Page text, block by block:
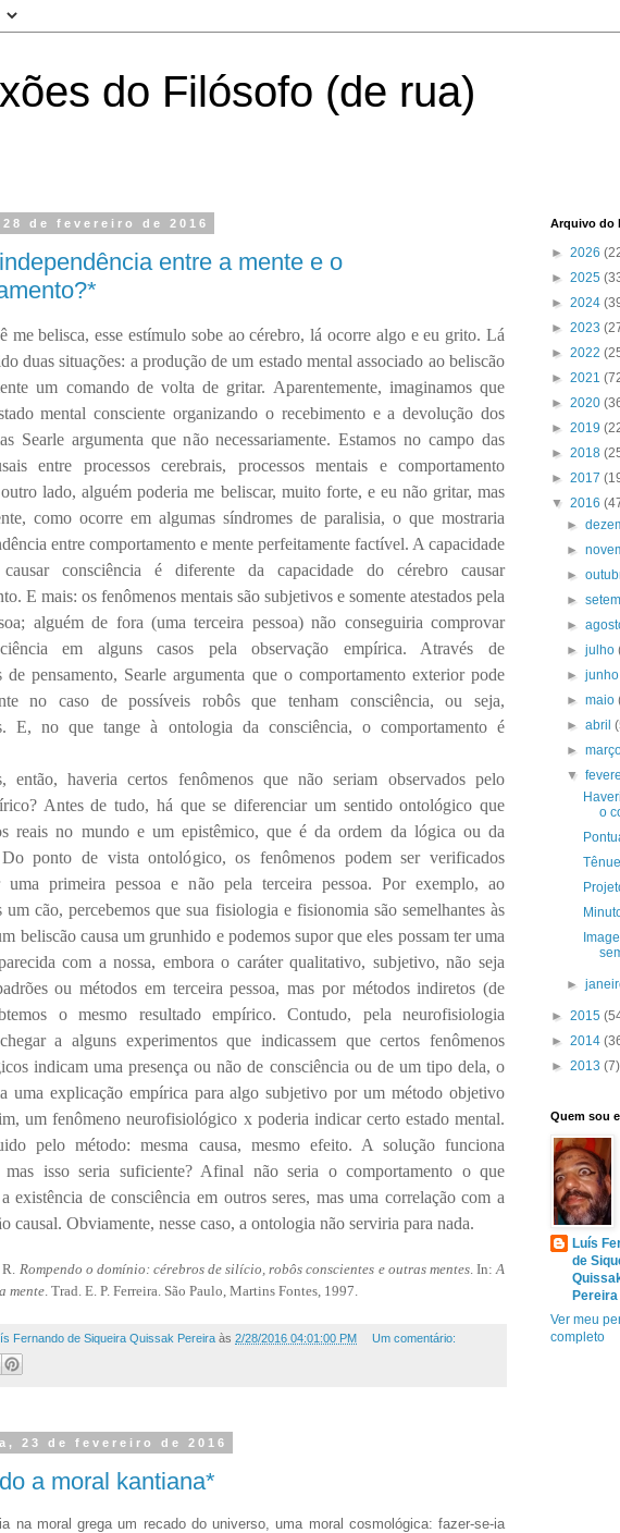
do Filósofo (de rua)
de fevereiro de 2016
entre a mente e o
me belisca, esse estímulo sobe ao cérebro, lá ocorre algo e eu grito. Lá
duas situações: a produção de um estado mental associado ao beliscão
um comando de volta de gritar. Aparentemente, imaginamos que
mental consciente organizando o recebimento e a devolução dos
Searle argumenta que não necessariamente. Estamos no campo das
entre processos cerebrais, processos mentais e comportamento
lado, alguém poderia me beliscar, muito forte, e eu não gritar, mas
como ocorre em algumas síndromes de paralisia, o que mostraria
entre comportamento e mente perfeitamente factível. A capacidade
consciência é diferente da capacidade do cérebro causar
E mais: os fenômenos mentais são subjetivos e somente atestados pela
alguém de fora (uma terceira pessoa) não conseguiria comprovar
em alguns casos pela observação empírica. Através de
de pensamento, Searle argumenta que o comportamento exterior pode
no caso de possíveis robôs que tenham consciência, ou seja,
E, no que tange à ontologia da consciência, o comportamento é
então, haveria certos fenômenos que não seriam observados pelo
Antes de tudo, há que se diferenciar um sentido ontológico que
reais no mundo e um epistêmico, que é da ordem da lógica ou da
Do ponto de vista ontológico, os fenômenos podem ser verificados
uma primeira pessoa e não pela terceira pessoa. Por exemplo, ao
um cão, percebemos que sua fisiologia e fisionomia são semelhantes às
beliscão causa um grunhido e podemos supor que eles possam ter uma
com a nossa, embora o caráter qualitativo, subjetivo, não seja
ou métodos em terceira pessoa, mas por métodos indiretos (de
o mesmo resultado empírico. Contudo, pela neurofisiologia
a alguns experimentos que indicassem que certos fenômenos
indicam uma presença ou não de consciência ou de um tipo dela, o
uma explicação empírica para algo subjetivo por um método objetivo
um fenômeno neurofisiológico x poderia indicar certo estado mental.
pelo método: mesma causa, mesmo efeito. A solução funciona
mas isso seria suficiente? Afinal não seria o comportamento o que
existência de consciência em outros seres, mas uma correlação com a
causal. Obviamente, nesse caso, a ontologia não serviria para nada.
Rompendo o domínio: cérebros de silício, robôs conscientes e outras mentes. In: A
mente . Trad. E. P. Ferreira. São Paulo, Martins Fontes, 1997.
Fernando de Siqueira Quissak Pereira às 2/28/2016 04:01:00 PM Um comentário:
23 de fevereiro de 2016
a moral kantiana*
na moral grega um recado do universo, uma moral cosmológica: fazer-se-ia
Arquivo do
► 2026
► 2025
► 2024
► 2023
► 2022
► 2021
► 2020
► 2019
► 2018
► 2017
▼ 2016
►
►
►
►
►
►julho
►
►maio
►abril
►
▼
o
►
► 2015
► 2014
► 2013 (7)
Quem sou
Luís
de
Pereira
Ver meu
completo